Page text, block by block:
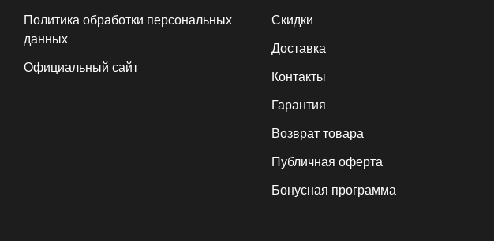
Политика обработки персональных
данных
Официальный сайт
Скидки
Доставка
Контакты
Гарантия
Возврат товара
Публичная оферта
Бонусная программа